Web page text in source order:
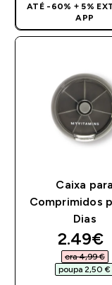
ATÉ -60% + 5%
APP
Caixa para
Comprimidos
Dias
2.49€‎
era 4,99 €‎
poupa 2,50 €‎